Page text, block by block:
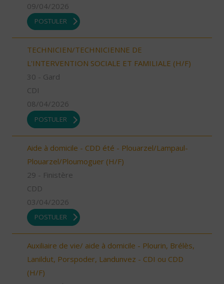
09/04/2026
POSTULER
TECHNICIEN/TECHNICIENNE DE
L'INTERVENTION SOCIALE ET FAMILIALE (H/F)
30 - Gard
CDI
08/04/2026
POSTULER
Aide à domicile - CDD été - Plouarzel/Lampaul-
Plouarzel/Ploumoguer (H/F)
29 - Finistère
CDD
03/04/2026
POSTULER
Auxiliaire de vie/ aide à domicile - Plourin, Brélès,
Lanildut, Porspoder, Landunvez - CDI ou CDD
(H/F)